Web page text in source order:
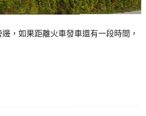
，如果距離火車發車還有一段時間，